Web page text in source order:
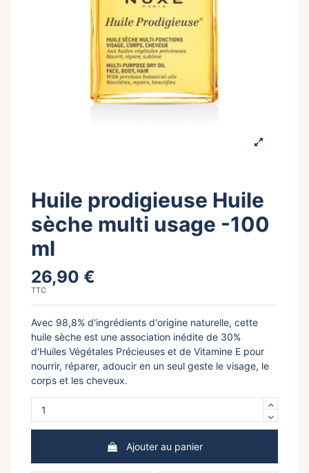
Huile prodigieuse Huile
sèche multi usage -100
ml
26,90 €
TTC
Avec 98,8% d'ingrédients d'origine naturelle, cette
huile sèche est une association inédite de 30%
d'Huiles Végétales Précieuses et de Vitamine E pour
nourrir, réparer, adoucir en un seul geste le visage, le
corps et les cheveux.
Ajouter au panier